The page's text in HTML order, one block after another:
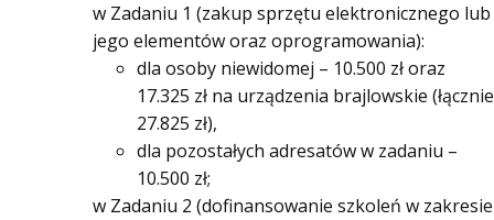
w Zadaniu 1 (zakup sprzętu elektronicznego lub
jego elementów oraz oprogramowania):
dla osoby niewidomej – 10.500 zł oraz
17.325 zł na urządzenia brajlowskie (łącznie
27.825 zł),
dla pozostałych adresatów w zadaniu –
10.500 zł;
w Zadaniu 2 (dofinansowanie szkoleń w zakresie